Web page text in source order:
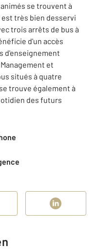
se trouvent à
très bien desservi
trois arrêts de bus à
d'un accès
d'enseignement
et
situés à quatre
trouve également à
des futurs